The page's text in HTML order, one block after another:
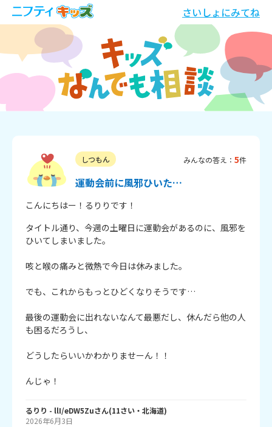
さいしょにみてね
しつもん みんなの答え： 5件
運動会前に風邪ひいた…
こんにちはー！るりりです！
タイトル通り、今週の土曜日に運動会があるのに、風邪を
ひいてしまいました。
咳と喉の痛みと微熱で今日は休みました。
でも、これからもっとひどくなりそうです…
最後の運動会に出れないなんて最悪だし、休んだら他の人
も困るだろうし、
どうしたらいいかわかりませーん！！
んじゃ！
るりり - llI/eDW5Zuさん(11さい・ 北海道)
2026年6月3日